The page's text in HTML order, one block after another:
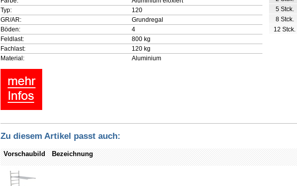
5 Stck.
8 Stck.
12 Stck.
Typ:
120
GR/AR:
Grundregal
Böden:
4
Feldlast:
800 kg
Fachlast:
120 kg
Material:
Aluminium
Zu diesem Artikel passt auch:
Vorschaubild Bezeichnung